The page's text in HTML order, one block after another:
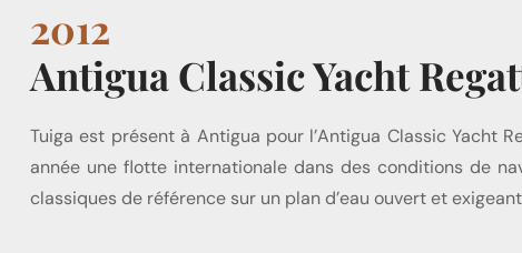
2012
Antigua Classic Yacht
Tuiga est présent à Antigua pour l’Antigua Classic Yacht
année une flotte internationale dans des conditions de
classiques de référence sur un plan d’eau ouvert et